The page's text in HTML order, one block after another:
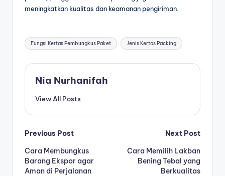
meningkatkan kualitas dan keamanan pengiriman.
Fungsi Kertas Pembungkus Paket Jenis Kertas Packing
Nia Nurhanifah
View All Posts
Previous Post
Cara Membungkus
Barang Ekspor agar
Aman di Perjalanan
Next Post
Cara Memilih Lakban
Bening Tebal yang
Berkualitas